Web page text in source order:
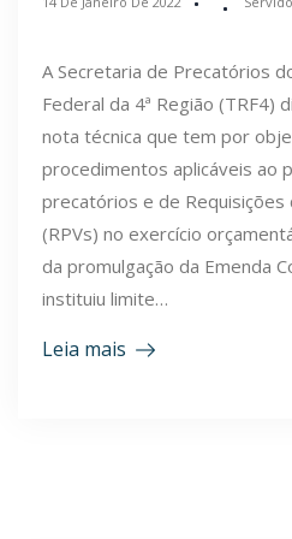
A Secretaria de Precatórios
Federal da 4ª Região (TRF4)
nota técnica que tem por
procedimentos aplicáveis ao
precatórios e de Requisições
(RPVs) no exercício
da promulgação da Emenda
instituiu limite…
Leia mais